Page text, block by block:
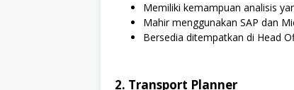
Memiliki kemampuan analisis
Mahir menggunakan SAP dan
Bersedia ditempatkan di Head
2. Transport Planner